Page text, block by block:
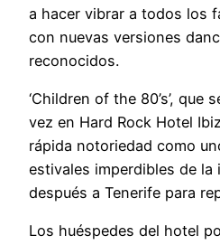
a hacer vibrar a todos los
con nuevas versiones
reconocidos.
‘Children of the 80’s’, que
vez en Hard Rock Hotel
rápida notoriedad como
estivales imperdibles de la
después a Tenerife para
Los huéspedes del hotel